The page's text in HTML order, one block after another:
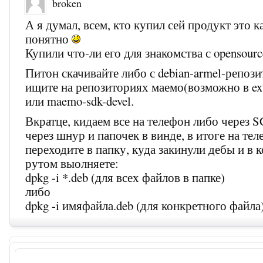
broken
А я думал, всем, кто купил сей продукт это
понятно
Купили что-ли его для знакомства с
Питон скачивайте либо с debian-armel-
ищите на репозиториях маемо(возможно в
или maemo-sdk-devel.
Вкратце, кидаем все на телефон либо через
через шнур и папочек в винде, в итоге на
переходите в папку, куда закинули дебы и в
рутом выолняете:
dpkg -i *.deb (для всех файлов в папке)
либо
dpkg -i имяфайла.deb (для конкретного